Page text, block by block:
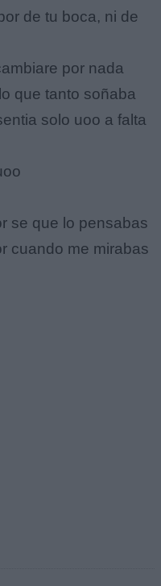
de tu boca, ni de
por nada
que tanto soñaba
solo uoo a falta
se que lo pensabas
cuando me mirabas